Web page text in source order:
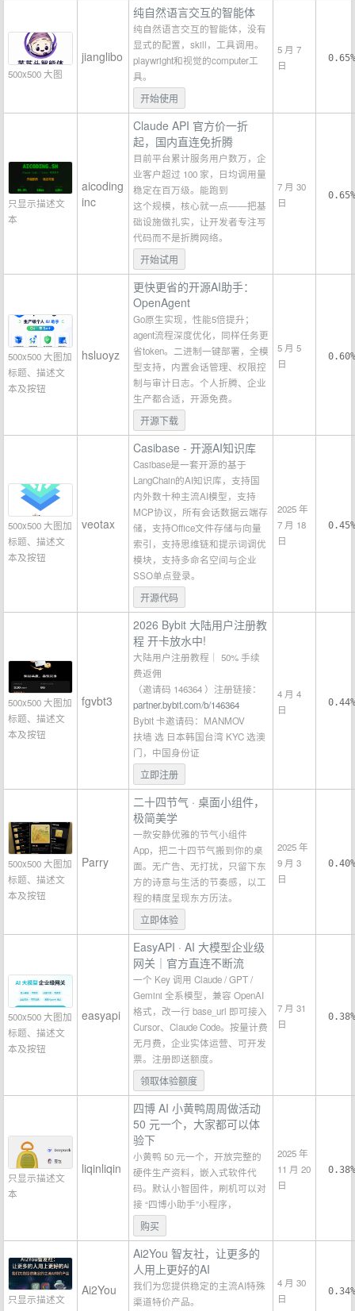
500x500 大图
jianglibo
纯自然语言交互的智能体
纯自然语言交互的智能体，没有
显式的配置，skill，工具调用。
playwright和视觉的computer工
具。
开始使用
5 月 7
日
0.65%
只显示描述文
本
aicoding
inc
Claude API 官方价一折
起，国内直连免折腾
目前平台累计服务用户数万，企
业客户超过 100 家，日均调用量
稳定在百万级。能跑到
这个规模，核心就一点——把基
础设施做扎实，让开发者专注写
代码而不是折腾网络。
开始试用
7 月 30
日
0.65%
500x500 大图加
标题、描述文
本及按钮
hsluoyz
更快更省的开源AI助手：
OpenAgent
Go原生实现，性能5倍提升；
agent流程深度优化，同样任务更
省token。二进制一键部署，全模
型支持，内置会话管理、权限控
制与审计日志。个人折腾、企业
生产都合适，开源免费。
开源下载
5 月 5
日
0.60%
500x500 大图加
标题、描述文
本及按钮
veotax
Casibase - 开源AI知识库
Casibase是一套开源的基于
LangChain的AI知识库，支持国
内外数十种主流AI模型，支持
MCP协议，所有会话数据云端存
储，支持Office文件存储与向量
索引，支持思维链和提示词调优
模块，支持多命名空间与企业
SSO单点登录。
开源代码
2025 年
7 月 18
日
0.45%
500x500 大图加
标题、描述文
本及按钮
fgvbt3
2026 Bybit 大陆用户注册教
程 开卡放水中!
大陆用户注册教程｜ 50% 手续
费返佣
（邀请码 146364 ）注册链接：
partner.bybit.com/b/146364
Bybit 卡邀请码：MANMOV
扶墙 选 日本韩国台湾 KYC 选澳
门，中国身份证
立即注册
4 月 4
日
0.44%
500x500 大图加
标题、描述文
本及按钮
Parry
二十四节气 · 桌面小组件，
极简美学
一款安静优雅的节气小组件
App，把二十四节气搬到你的桌
面。无广告、无打扰，只留下东
方的诗意与生活的节奏感，以工
程的精度呈现东方历法。
立即体验
2025 年
9 月 3
日
0.40%
500x500 大图加
标题、描述文
本及按钮
easyapi
EasyAPI · AI 大模型企业级
网关｜官方直连不断流
一个 Key 调用 Claude / GPT /
Gemini 全系模型，兼容 OpenAI
格式，改一行 base_url 即可接入
Cursor、Claude Code。按量计费
无月费，企业实体运营、可开发
票。注册即送额度。
领取体验额度
7 月 31
日
0.38%
只显示描述文
本
liqinliqin
四博 AI 小黄鸭周周做活动
50 元一个，大家都可以体
验下
小黄鸭 50 元一个，开放完整的
硬件生产资料，嵌入式软件代
码。默认小智固件，刷机可以对
接 “四博小助手”小程序，
购买
2025 年
11 月 20
日
0.38%
只显示描述文
Ai2You
Ai2You 智友社，让更多的
人用上更好的AI
我们为您提供稳定的主流AI特殊
渠道特价产品。
4 月 30
日
0.34%